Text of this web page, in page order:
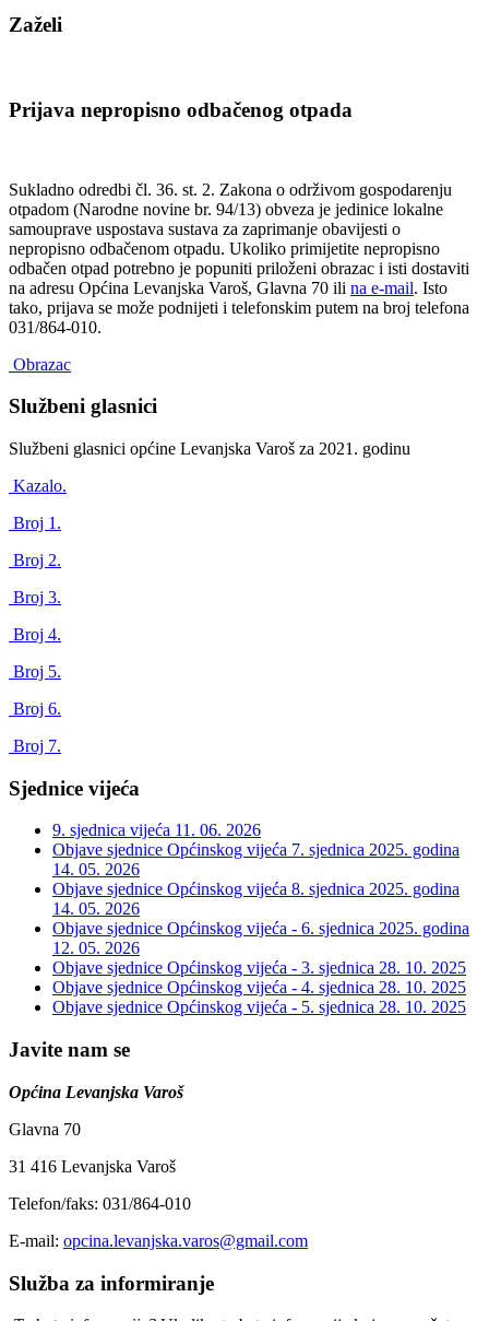
Zaželi
Prijava nepropisno odbačenog otpada
Sukladno odredbi čl. 36. st. 2. Zakona o održivom gospodarenju
otpadom (Narodne novine br. 94/13) obveza je jedinice lokalne
samouprave uspostava sustava za zaprimanje obavijesti o
nepropisno odbačenom otpadu. Ukoliko primijetite nepropisno
odbačen otpad potrebno je popuniti priloženi obrazac i isti dostaviti
na adresu Općina Levanjska Varoš, Glavna 70 ili na e-mail. Isto
tako, prijava se može podnijeti i telefonskim putem na broj telefona
031/864-010.
Obrazac
Službeni glasnici
Službeni glasnici općine Levanjska Varoš za 2021. godinu
Kazalo.
Broj 1.
Broj 2.
Broj 3.
Broj 4.
Broj 5.
Broj 6.
Broj 7.
Sjednice vijeća
9. sjednica vijeća 11. 06. 2026
Objave sjednice Općinskog vijeća 7. sjednica 2025. godina
14. 05. 2026
Objave sjednice Općinskog vijeća 8. sjednica 2025. godina
14. 05. 2026
Objave sjednice Općinskog vijeća - 6. sjednica 2025. godina
12. 05. 2026
Objave sjednice Općinskog vijeća - 3. sjednica 28. 10. 2025
Objave sjednice Općinskog vijeća - 4. sjednica 28. 10. 2025
Objave sjednice Općinskog vijeća - 5. sjednica 28. 10. 2025
Javite nam se
Općina Levanjska Varoš
Glavna 70
31 416 Levanjska Varoš
Telefon/faks: 031/864-010
E-mail: opcina.levanjska.varos@gmail.com
Služba za informiranje